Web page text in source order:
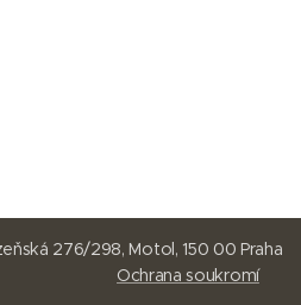
276/298, Motol, 150 00 Praha
Ochrana soukromí